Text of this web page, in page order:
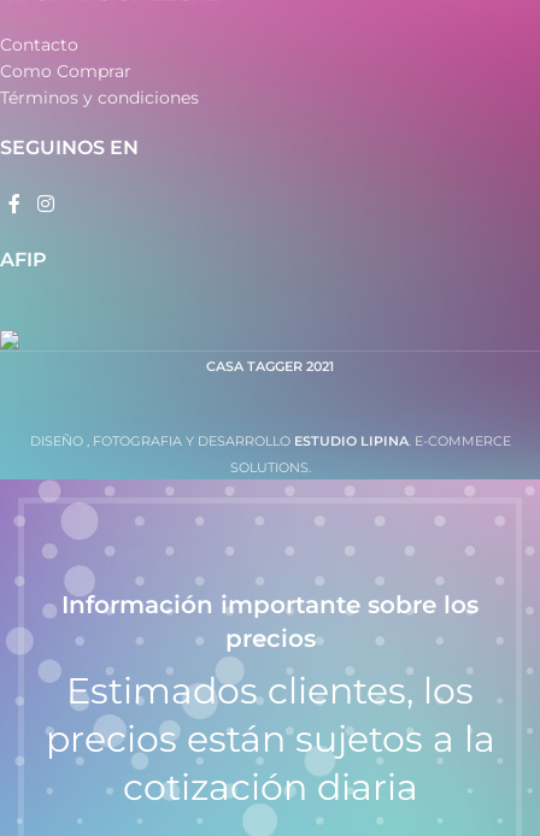
Contacto
Como Comprar
Términos y condiciones
SEGUINOS EN
AFIP
CASA TAGGER 2021
DISEÑO , FOTOGRAFIA Y DESARROLLO ESTUDIO LIPINA. E-COMMERCE
SOLUTIONS.
Información importante sobre los
precios
Estimados clientes, los
precios están sujetos a la
cotización diaria